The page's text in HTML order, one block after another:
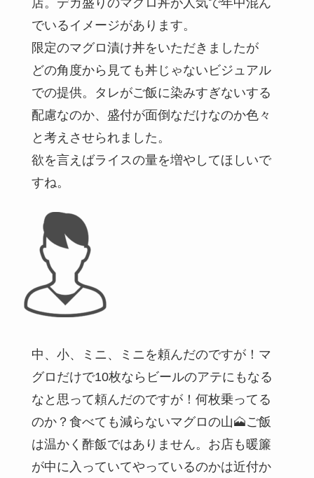
でいるイメージがあります。
限定のマグロ漬け丼をいただきましたが
どの角度から見ても丼じゃないビジュアル
での提供。タレがご飯に染みすぎないする
配慮なのか、盛付が面倒なだけなのか色々
と考えさせられました。
欲を言えばライスの量を増やしてほしいで
すね。
中、小、ミニ、ミニを頼んだのですが！マ
グロだけで10枚ならビールのアテにもなる
なと思って頼んだのですが！何枚乗ってる
のか？食べても減らないマグロの山🗻ご飯
は温かく酢飯ではありません。お店も暖簾
が中に入っていてやっているのかは近付か